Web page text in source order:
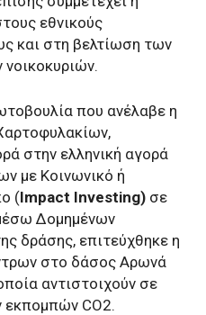
εθνικούς
και στη βελτίωση των
που ανέλαβε η
στην ελληνική αγορά
με Κοινωνικό ή
(Impact Investing) σε
Δομημένων
δράσης, επιτεύχθηκε η
στο δάσος Αρωνά
αντιστοιχούν σε
CO2.